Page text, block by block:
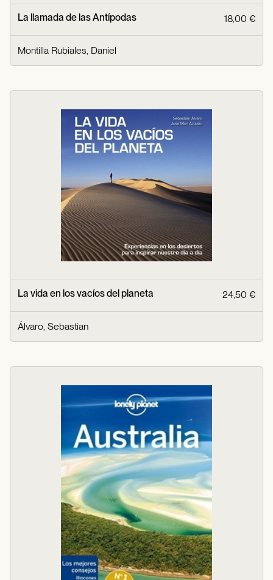
La llamada de las Antípodas 18,00 €
Montilla Rubiales, Daniel
La vida en los vacíos del planeta 24,50 €
Álvaro, Sebastian